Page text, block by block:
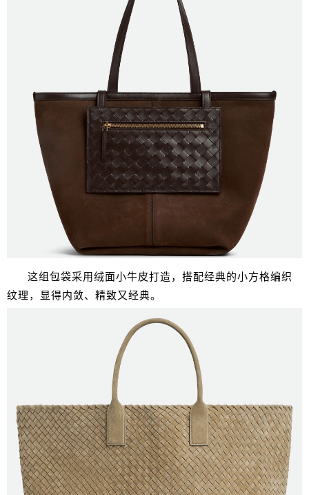
这组包袋采用绒面小牛皮打造，搭配经典的小方格编织
纹理，显得内敛、精致又经典。